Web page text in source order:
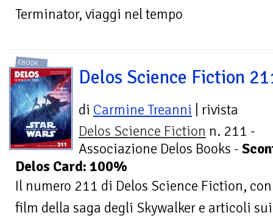
Terminator, viaggi nel tempo
EBOOK
Delos Science Fiction
di Carmine Treanni | rivista
Delos Science Fiction n. 211 -
Associazione Delos Books -
Delos Card: 100%
Il numero 211 di Delos Science Fiction,
film della saga degli Skywalker e articoli